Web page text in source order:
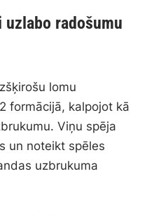
uzlabo radošumu
lomu
formācijā, kalpojot kā
Viņu spēja
un noteikt spēles
uzbrukuma